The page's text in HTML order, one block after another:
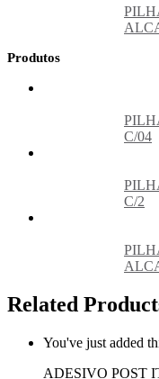
Produtos
C/04
C/2
Related
You've just added
ADESIVO POST